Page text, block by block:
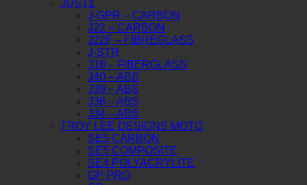
JUST1
J-GPR – CARBON
J22 – CARBON
J22F – FIBREGLASS
J-STR
J18 – FIBERGLASS
J40 – ABS
J39 – ABS
J38 – ABS
J34 – ABS
TROY LEE DESIGNS MOTO
SE5 CARBON
SE5 COMPOSITE
SE4 POLYACRYLITE
GP PRO